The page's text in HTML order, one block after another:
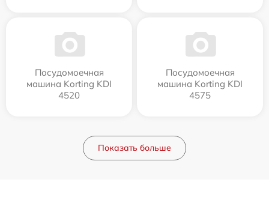
Посудомоечная
машина Korting KDI
4520
Посудомоечная
машина Korting KDI
4575
Показать больше